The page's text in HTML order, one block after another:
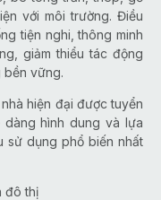
với môi trường. Điều
tiện nghi, thông minh
giảm thiểu tác động
bền vững.
hiện đại được tuyển
hình dung và lựa
sử dụng phổ biến nhất
đô thị